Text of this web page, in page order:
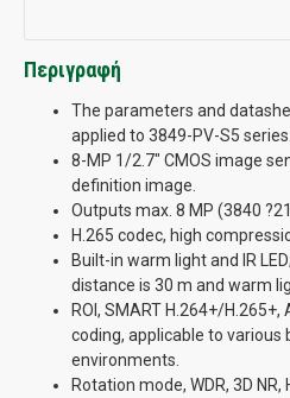
Περιγραφή
The parameters and
applied to 3849-PV-S5 series.
8-MP 1/2.7" CMOS image
definition image.
Outputs max. 8 MP (3840
H.265 codec, high
Built-in warm light and IR
distance is 30 m and warm
ROI, SMART H.264+/
coding, applicable to
environments.
Rotation mode, WDR, 3D NR,